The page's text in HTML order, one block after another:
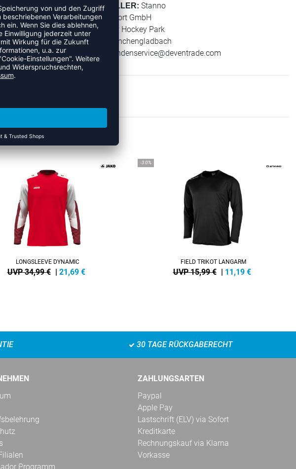
HERSTELLER: Stanno
Stanno Sport GmbH
Warsteiner Hockey Park
41179 Mönchengladbach
kundenservice@deventrade.com
LONGSLEEVES
LONGSLEEVE DYNAMIC
UVP 34,99 € | 21,69 €
-30%
FIELD TRIKOT LANGARM
UVP 15,99 € | 11,19 €
30 TAGE RÜCKGABERECHT
Programm
ZAHLUNGSARTEN
Paypal
Apple Pay
Lastschrift (ELV) via Sofort
Kreditkarte
Rechnungskauf via Klarna
Vorkasse